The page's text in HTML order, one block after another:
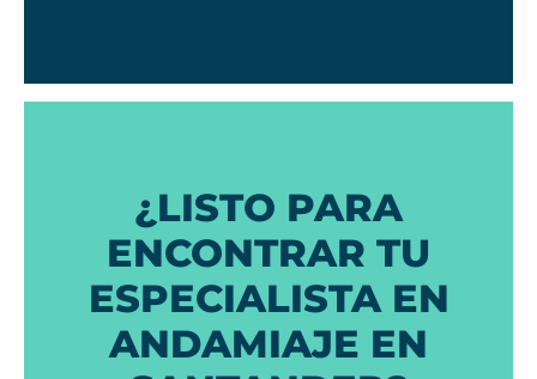
¿LISTO PARA
ENCONTRAR TU
ESPECIALISTA EN
ANDAMIAJE EN